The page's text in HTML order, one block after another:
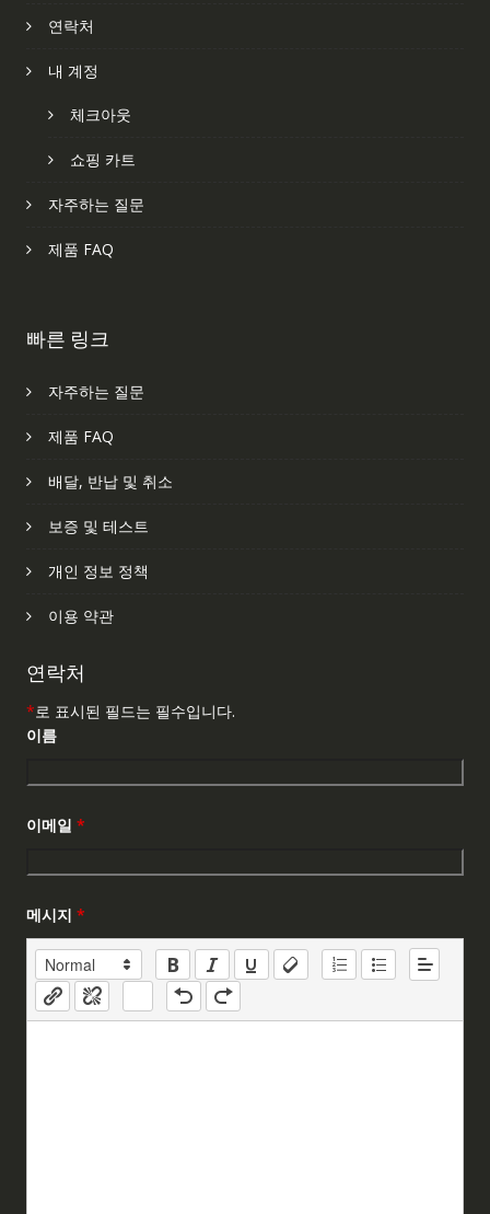
연락처
내 계정
체크아웃
쇼핑 카트
자주하는 질문
제품 FAQ
빠른 링크
자주하는 질문
제품 FAQ
배달, 반납 및 취소
보증 및 테스트
개인 정보 정책
이용 약관
연락처
*로 표시된 필드는 필수입니다.
이름
이메일 *
메시지 *